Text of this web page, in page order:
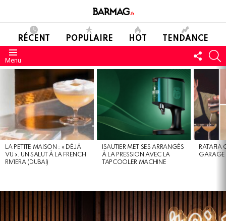
RÉCENT POPULAIRE HOT TENDANCE
Menu
NOUS
DERNIERS
LA PETITE MAISON : « DÉJÀ
VU », UN SALUT À LA FRENCH
RIVIERA (DUBAI)
ISAUTIER MET SES ARRANGÉS
À LA PRESSION AVEC LA
TAPCOOLER MACHINE
RATAFIA
GARAGE